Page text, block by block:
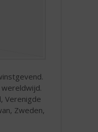
Verenigde
Zweden,